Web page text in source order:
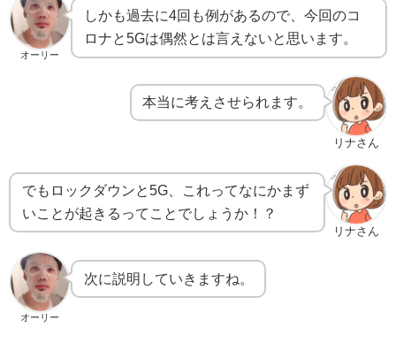
オーリー
しかも過去に4回も例があるので、今回のコ
ロナと5Gは偶然とは言えないと思います。
リナさん
本当に考えさせられます。
リナさん
でもロックダウンと5G、これってなにかまず
いことが起きるってことでしょうか！？
オーリー
次に説明していきますね。